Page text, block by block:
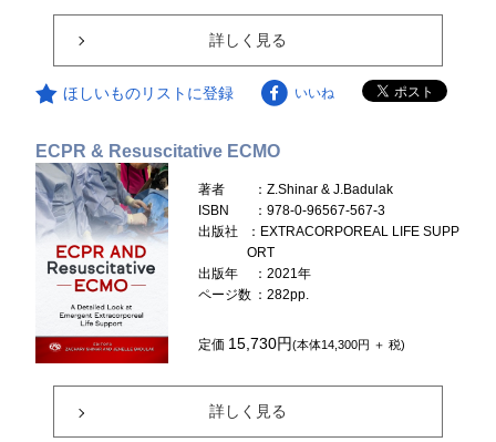
詳しく見る
ほしいものリストに登録 いいね
ECPR & Resuscitative ECMO
著者
：Z.Shinar & J.Badulak
ISBN
：978-0-96567-567-3
出版社
：EXTRACORPOREAL LIFE SUPP
ORT
出版年
：2021年
ページ数 ：282pp.
定価 15,730円(本体14,300円 ＋ 税)
詳しく見る